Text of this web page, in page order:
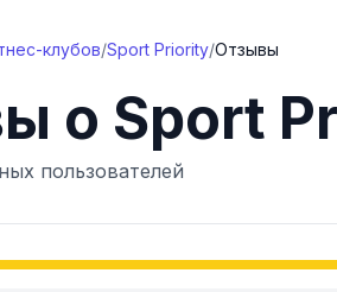
клубов/Sport Priority/Отзывы
о Sport
пользователей